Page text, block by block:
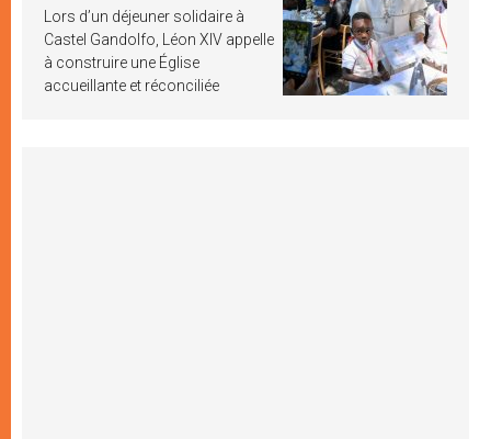
Lors d’un déjeuner solidaire à
Castel Gandolfo, Léon XIV appelle
à construire une Église
accueillante et réconciliée